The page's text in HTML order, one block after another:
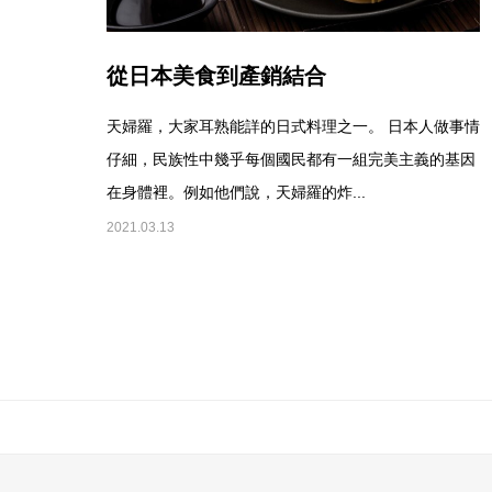
從日本美食到產銷結合
天婦羅，大家耳熟能詳的日式料理之一。 日本人做事情
仔細，民族性中幾乎每個國民都有一組完美主義的基因
在身體裡。例如他們說，天婦羅的炸...
2021.03.13